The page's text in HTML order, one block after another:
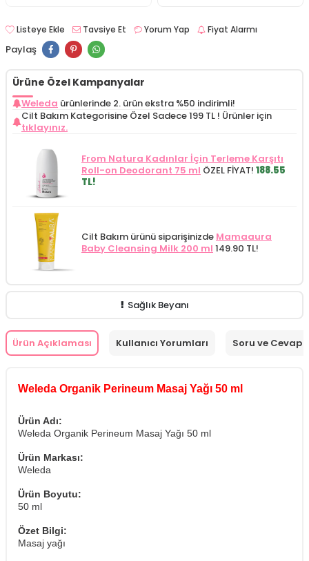
Listeye Ekle Tavsiye Et Yorum Yap Fiyat Alarmı
Paylaş
Ürüne Özel Kampanyalar
Weleda ürünlerinde 2. ürün ekstra %50 indirimli!
Cilt Bakım Kategorisine Özel Sadece 199 TL ! Ürünler için
tıklayınız.
From Natura Kadınlar İçin Terleme Karşıtı
Roll-on Deodorant 75 ml ÖZEL FİYAT! 188.55
TL!
Cilt Bakım ürünü siparişinizde Mamaaura
Baby Cleansing Milk 200 ml 149.90 TL!
Sağlık Beyanı
Ürün Açıklaması Kullanıcı Yorumları Soru ve Cevap
Weleda Organik Perineum Masaj Yağı 50 ml
Ürün Adı:
Weleda Organik Perineum Masaj Yağı 50 ml
Ürün Markası:
Weleda
Ürün Boyutu:
50 ml
Özet Bilgi:
Masaj yağı